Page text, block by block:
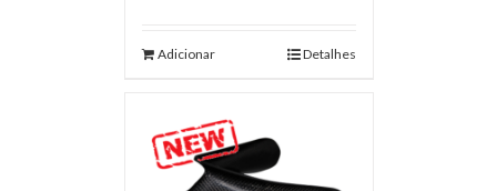
Adicionar Detalhes